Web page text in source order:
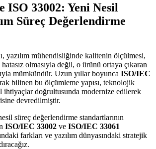
ISO 33002: Yeni Nesil
Süreç Değerlendirme
yazılım mühendisliğinde kalitenin ölçülmesi,
olmasıyla değil, o ürünü ortaya çıkaran
mümkündür. Uzun yıllar boyunca ISO/IEC
bilinen bu ölçümleme yapısı, teknolojik
ihtiyaçlar doğrultusunda modernize edilerek
devredilmiştir.
süreç değerlendirme standartlarının
ISO/IEC 33002 ve ISO/IEC 33061
farkları ve yazılım dünyasındaki stratejik